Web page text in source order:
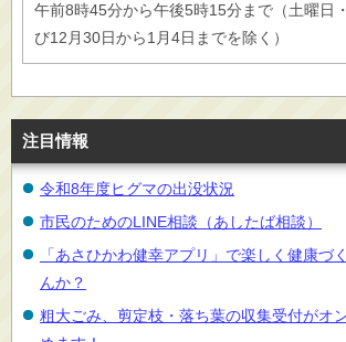
午前8時45分から午後5時15分まで（土曜日
び12月30日から1月4日までを除く）
注目情報
令和8年度ヒグマの出没状況
市民のためのLINE相談（あしたば相談）
「あさひかわ健幸アプリ」で楽しく健康づ
んか？
粗大ごみ、剪定枝・落ち葉の収集受付がオ